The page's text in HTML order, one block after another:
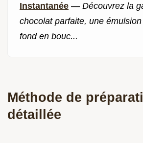
Instantanée — Découvrez la
chocolat parfaite, une
fond en bouc...
Méthode de
détaillée